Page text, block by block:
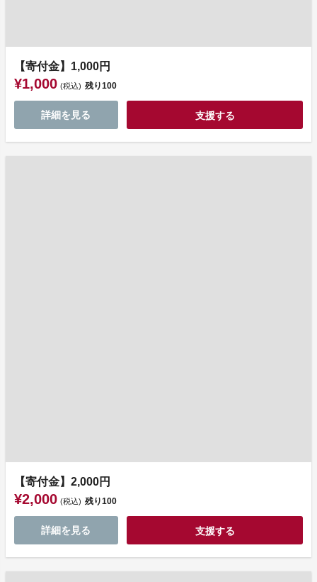
【寄付金】1,000円
¥1,000 (税込) 残り100
詳細を見る 支援する
【寄付金】2,000円
¥2,000 (税込) 残り100
詳細を見る 支援する